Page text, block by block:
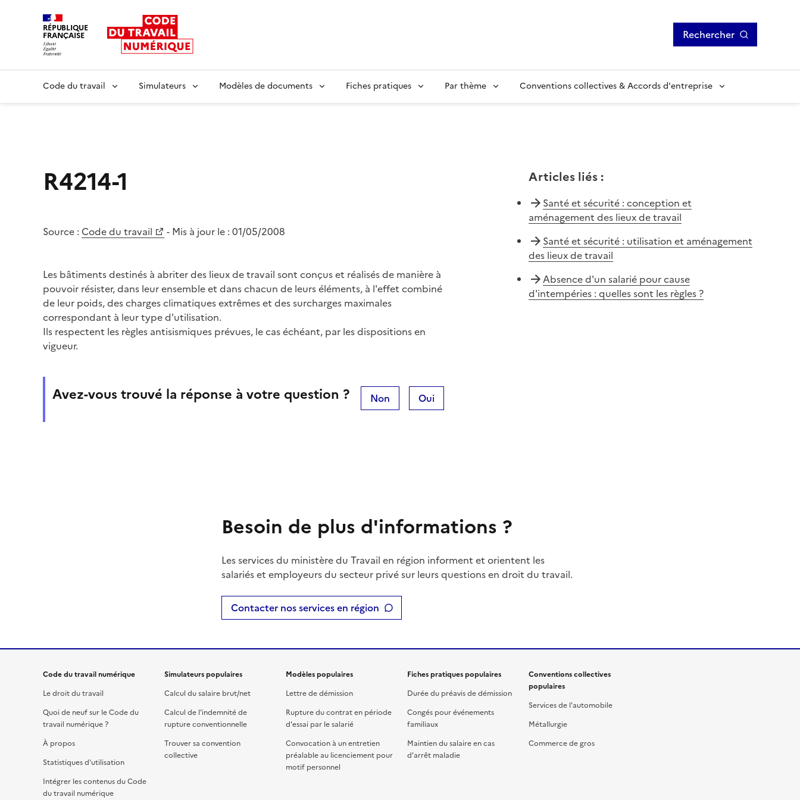
RÉPUBLIQUE
FRANÇAISE Rechercher
Code du travail Simulateurs Modèles de documents Fiches pratiques Par thème Conventions collectives & Accords d'entreprise
R4214-1
Source : Code du travail - Mis à jour le : 01/05/2008
Les bâtiments destinés à abriter des lieux de travail sont conçus et réalisés de manière à
pouvoir résister, dans leur ensemble et dans chacun de leurs éléments, à l'effet combiné
de leur poids, des charges climatiques extrêmes et des surcharges maximales
correspondant à leur type d'utilisation.
Ils respectent les règles antisismiques prévues, le cas échéant, par les dispositions en
vigueur.
Avez-vous trouvé la réponse à votre question ? Non Oui
Articles liés:
Santé et sécurité : conception et
aménagement des lieux de travail
Santé et sécurité : utilisation et aménagement
des lieux de travail
Absence d'un salarié pour cause
d'intempéries : quelles sont les règles ?
Besoin de plus d'informations ?
Les services du ministère du Travail en région informent et orientent les
salariés et employeurs du secteur privé sur leurs questions en droit du travail.
Contacter nos services en région
Code du travail numérique
Le droit du travail
Quoi de neuf sur le Code du
travail numérique ?
À propos
Statistiques d'utilisation
Intégrer les contenus du Code
du travail numérique
Simulateurs populaires
Calcul du salaire brut/net
Calcul de l'indemnité de
rupture conventionnelle
Trouver sa convention
collective
Modèles populaires
Lettre de démission
Rupture du contrat en période
d'essai par le salarié
Convocation à un entretien
préalable au licenciement pour
motif personnel
Fiches pratiques populaires
Durée du préavis de démission
Congés pour événements
familiaux
Maintien du salaire en cas
d'arrêt maladie
Conventions collectives
populaires
Services de l'automobile
Métallurgie
Commerce de gros